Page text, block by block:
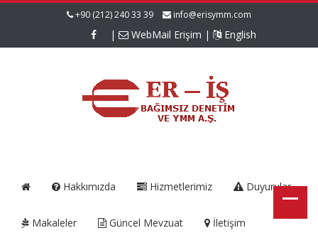
+90 (212) 240 33 39 info@erisymm.com
| WebMail Erişim | English
Hakkımızda Hizmetlerimiz Duyurular
Makaleler Güncel Mevzuat İletişim